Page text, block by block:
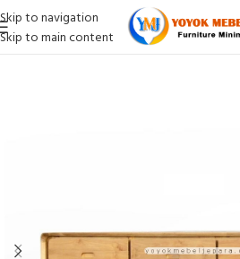
Skip to navigation
Skip to main content